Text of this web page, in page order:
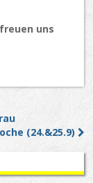
uns
(24.&25.9)